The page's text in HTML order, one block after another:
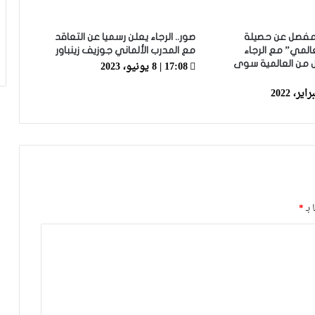
العصبة الاحترافية تعلن إعادة برمجة
مفصل عن حصيلة
مع الرجاء
من العالمية سوى
صور.. الرجاء يعلن رسميا عن التعاقد
مع المدرب الألماني جوزيف زينباور
17:08 | 8 يونيو، 2023
*